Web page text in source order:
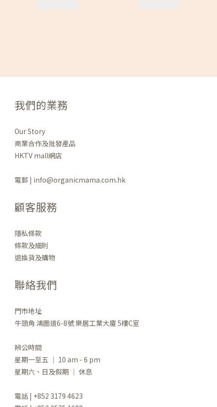
我們的業務
Our Story
商業合作及批發產品
HKTV mall網店
電郵 | info@organicmama.com.hk
顧客服務
隱私條款
條款及細則
退換貨及購物
聯絡我們
門市地址
牛頭角 鴻圖道6-8號 樂居工業大廈 5樓C室
辨公時間
星期一至五 ｜ 10 am - 6 pm
星期六、日及假期 ｜ 休息
電話 | +852 3179 4623